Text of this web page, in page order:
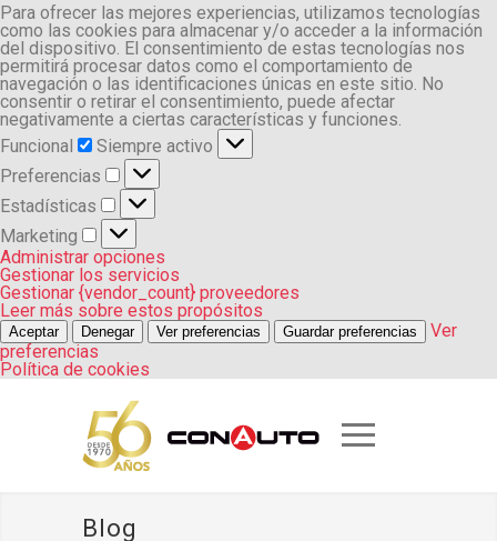
Para ofrecer las mejores experiencias, utilizamos tecnologías
como las cookies para almacenar y/o acceder a la información
del dispositivo. El consentimiento de estas tecnologías nos
permitirá procesar datos como el comportamiento de
navegación o las identificaciones únicas en este sitio. No
consentir o retirar el consentimiento, puede afectar
negativamente a ciertas características y funciones.
Funcional
Funcional
Siempre activo
Preferencias
Preferencias
Estadísticas
Estadísticas
Marketing
Marketing
Administrar opciones
Gestionar los servicios
Gestionar {vendor_count} proveedores
Leer más sobre estos propósitos
Aceptar Denegar Ver preferencias Guardar preferencias
Ver
preferencias
Política de cookies
Blog